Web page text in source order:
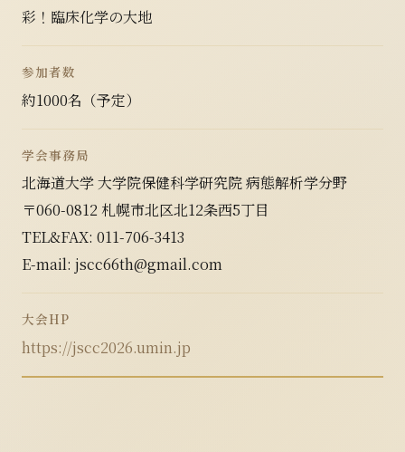
彩！臨床化学の大地
参加者数
約1000名（予定）
学会事務局
北海道大学 大学院保健科学研究院 病態解析学分野
〒060-0812 札幌市北区北12条西5丁目
TEL&FAX: 011-706-3413
E-mail: jscc66th@gmail.com
大会HP
https://jscc2026.umin.jp